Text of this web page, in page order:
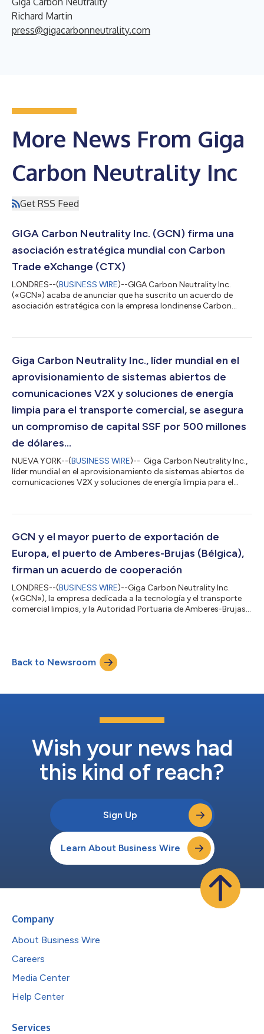
Richard Martin
press@gigacarbonneutrality.com
More News From Giga
Carbon Neutrality Inc
Get RSS Feed
GIGA Carbon Neutrality Inc. (GCN) firma una
asociación estratégica mundial con Carbon
Trade eXchange (CTX)
LONDRES--(BUSINESS WIRE)--GIGA Carbon Neutrality Inc.
(«GCN») acaba de anunciar que ha suscrito un acuerdo de
asociación estratégica con la empresa londinense Carbon
mundial la tecnología y las operaciones de CTX. CTX ha
mercado de carbono. Con esta asociación, GCN podrá
negociar acuerdos con plataformas de comercio de...
Giga Carbon Neutrality Inc., líder mundial en el
aprovisionamiento de sistemas abiertos de
comunicaciones V2X y soluciones de energía
limpia para el transporte comercial, se asegura
un compromiso de capital SSF por 500 millones
de dólares...
NUEVA YORK--(BUSINESS WIRE)-- Giga Carbon Neutrality Inc.,
líder mundial en el aprovisionamiento de sistemas abiertos de
comunicaciones V2X y soluciones de energía limpia para el
Neutrality Inc. (“GCN”) anunció hoy el compromiso de capital
Global Yield LLC SCS (“GEM”), el grupo de inversión alternativo
privado con sed...
GCN y el mayor puerto de exportación de
Europa, el puerto de Amberes-Brujas (Bélgica),
firman un acuerdo de cooperación
LONDRES--(BUSINESS WIRE)--Giga Carbon Neutrality Inc.
(«GCN»), la empresa dedicada a la tecnología y el transporte
comercial limpios, y la Autoridad Portuaria de Amberes-Brujas
firma de una cooperación estratégica mutua. GCN ejecutará
programas piloto de automatización de vehículos y buques en
Bélgica, además de consolidar...
Back to Newsroom
Wish your news had
this kind of reach?
Sign Up
Learn About Business Wire
Company
About Business Wire
Careers
Media Center
Help Center
Services